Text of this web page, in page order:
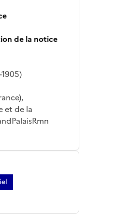
de la notice
et de la